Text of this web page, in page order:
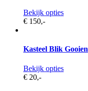
Bekijk opties
€ 150,-
Kasteel Blik Gooien
Bekijk opties
€ 20,-